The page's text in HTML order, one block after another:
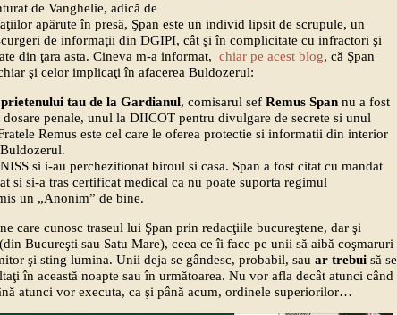
de Vanghelie, adică de
apărute în presă, Şpan este un individ lipsit de scrupule, un
de informaţii din DGIPI, cât şi în complicitate cu infractori şi
din ţara asta. Cineva m-a informat, chiar pe acest blog, că Şpan
şi celor implicaţi în afacerea Buldozerul:
tau de la Gardianul, comisarul sef Remus Span nu a fost
dosare penale, unul la DIICOT pentru divulgare de secrete si unul
Remus este cel care le oferea protectie si informatii din interior
si i-au perchezitionat biroul si casa. Span a fost citat cu mandat
si si-a tras certificat medical ca nu poate suporta regimul
un „Anonim” de bine.
care cunosc traseul lui Şpan prin redacţiile bucureştene, dar şi
Bucureşti sau Satu Mare), ceea ce îi face pe unii să aibă coşmaruri
şi sting lumina. Unii deja se gândesc, probabil, sau ar trebui să se
în această noapte sau în următoarea. Nu vor afla decât atunci când
atunci vor executa, ca şi până acum, ordinele superiorilor…